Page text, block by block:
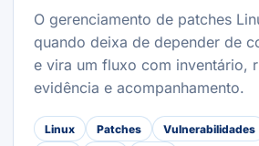
O gerenciamento de patches
quando deixa de depender de
e vira um fluxo com inventário,
evidência e acompanhamento.
Linux Patches Vulnerabilidades